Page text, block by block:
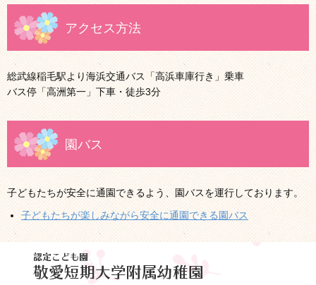
アクセス方法
総武線稲毛駅より海浜交通バス「高浜車庫行き」乗車
バス停「高洲第一」下車・徒歩3分
園バス
子どもたちが安全に通園できるよう、園バスを運行しております。
子どもたちが楽しみながら安全に通園できる園バス